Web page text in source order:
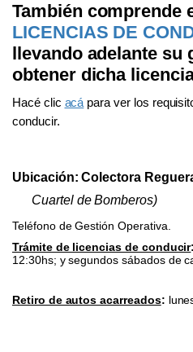
También comprende
LICENCIAS DE
llevando adelante su
obtener dicha
Hacé clic acá para ver los
conducir.
Ubicación: Colectora
Cuartel de Bomberos)
Teléfono de Gestión Operativa.
Trámite de licencias de conducir:
12:30hs; y segundos sábados de
Retiro de autos acarreados: